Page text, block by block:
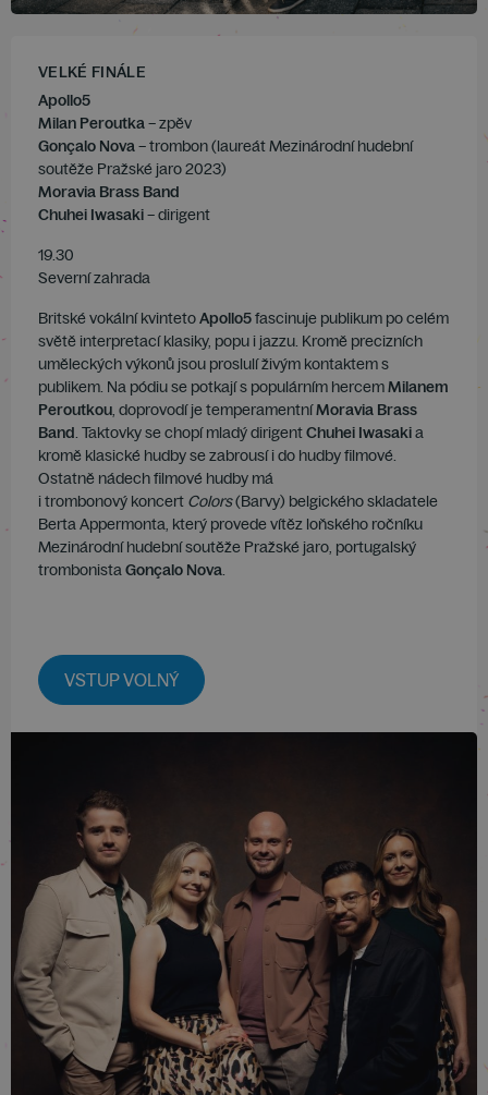
VELKÉ FINÁLE
Apollo5
Milan Peroutka– zpěv
Gonçalo Nova– trombon (laureát Mezinárodní hudební
soutěže Pražské jaro 2023)
Moravia Brass Band
Chuhei Iwasaki– dirigent
19.30
Severní zahrada
Britské vokální kvintetoApollo5fascinuje publikum po celém
světě interpretací klasiky, popu i jazzu. Kromě precizních
uměleckých výkonů jsou proslulí živým kontaktem s
publikem. Na pódiu se potkají s populárním hercemMilanem
Peroutkou, doprovodí je temperamentníMoravia Brass
Band. Taktovky se chopí mladý dirigentChuhei Iwasakia
kromě klasické hudby se zabrousí i do hudby filmové.
Ostatně nádech filmové hudby má
i trombonový koncert Colors(Barvy) belgického skladatele
Berta Appermonta, který provede vítěz loňského ročníku
Mezinárodní hudební soutěže Pražské jaro, portugalský
trombonistaGonçalo Nova.
VSTUP VOLNÝ